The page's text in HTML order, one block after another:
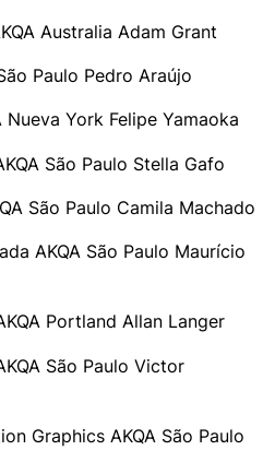
Australia Adam Grant
Paulo Pedro Araújo
York Felipe Yamaoka
São Paulo Stella Gafo
São Paulo Camila Machado
AKQA São Paulo Maurício
Portland Allan Langer
São Paulo Victor
Graphics AKQA São Paulo